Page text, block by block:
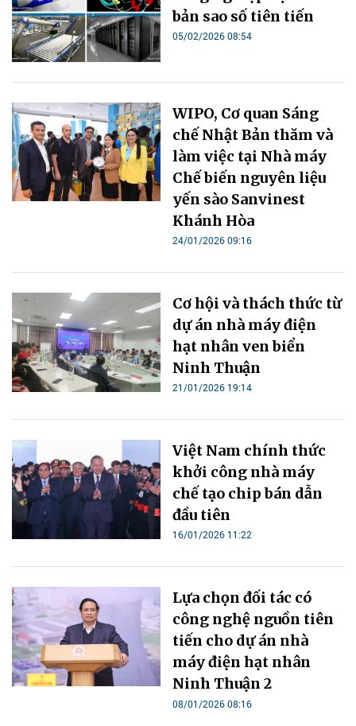
bản sao số tiên tiến
05/02/2026 08:54
WIPO, Cơ quan Sáng
chế Nhật Bản thăm và
làm việc tại Nhà máy
Chế biến nguyên liệu
yến sào Sanvinest
Khánh Hòa
24/01/2026 09:16
Cơ hội và thách thức từ
dự án nhà máy điện
hạt nhân ven biển
Ninh Thuận
21/01/2026 19:14
Việt Nam chính thức
khởi công nhà máy
chế tạo chip bán dẫn
đầu tiên
16/01/2026 11:22
Lựa chọn đối tác có
công nghệ nguồn tiên
tiến cho dự án nhà
máy điện hạt nhân
Ninh Thuận 2
08/01/2026 08:16